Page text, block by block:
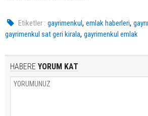
Etiketler : gayrimenkul,emlak haberleri,
gayrimenkul sat geri kirala, gayrimenkul emlak
HABERE YORUM KAT